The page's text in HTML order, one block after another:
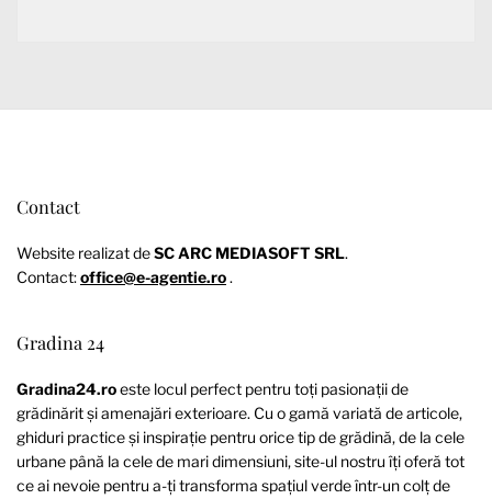
Contact
Website realizat deSC ARC MEDIASOFT SRL.
Contact:office@e-agentie.ro.
Gradina 24
Gradina24.roeste locul perfect pentru toți pasionații de
grădinărit și amenajări exterioare. Cu o gamă variată de articole,
ghiduri practice și inspirație pentru orice tip de grădină, de la cele
urbane până la cele de mari dimensiuni, site-ul nostru îți oferă tot
ce ai nevoie pentru a-ți transforma spațiul verde într-un colț de